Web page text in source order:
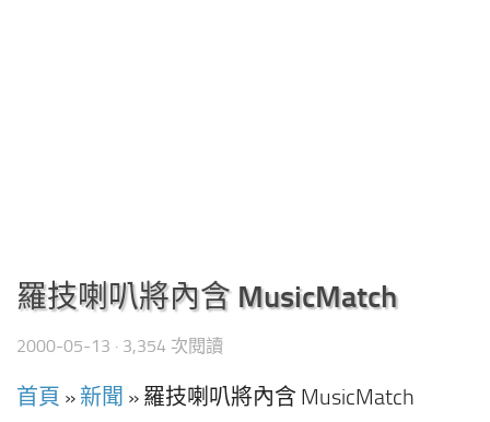
羅技喇叭將內含 MusicMatch
2000-05-13 · 3,354 次閱讀
首頁 » 新聞 » 羅技喇叭將內含 MusicMatch